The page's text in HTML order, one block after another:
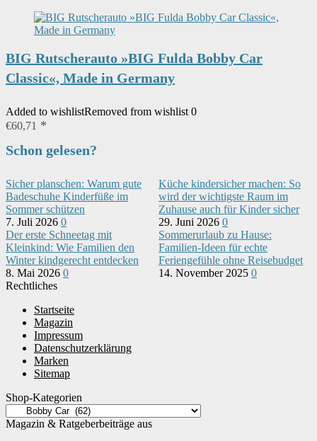
BIG Rutscherauto »BIG Fulda Bobby Car
Classic«, Made in Germany
Added to wishlistRemoved from wishlist 0
€60,71
Schon gelesen?
Sicher planschen: Warum gute
Badeschuhe Kinderfüße im
Sommer schützen
7. Juli 2026 0
Küche kindersicher machen: So
wird der wichtigste Raum im
Zuhause auch für Kinder sicher
29. Juni 2026 0
Der erste Schneetag mit
Kleinkind: Wie Familien den
Winter kindgerecht entdecken
8. Mai 2026 0
Sommerurlaub zu Hause:
Familien-Ideen für echte
Feriengefühle ohne Reisebudget
14. November 2025 0
Rechtliches
Startseite
Magazin
Impressum
Datenschutzerklärung
Marken
Sitemap
Shop-Kategorien
Magazin & Ratgeberbeiträge aus